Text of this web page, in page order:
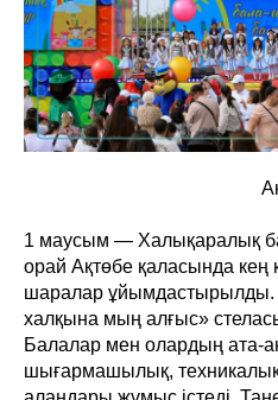
1 маусым — Халықаралық
орай Ақтөбе қаласында кең
шаралар ұйымдастырылды.
халқына мың алғыс»
Балалар мен олардың ата-
шығармашылық,